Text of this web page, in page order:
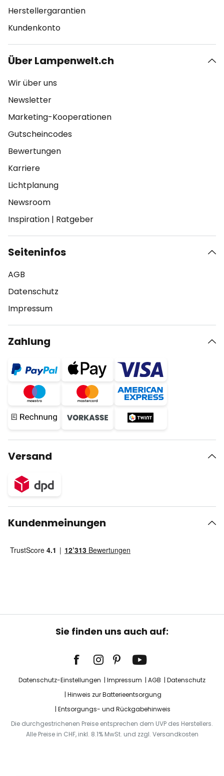
Herstellergarantien
Kundenkonto
Über Lampenwelt.ch
Wir über uns
Newsletter
Marketing-Kooperationen
Gutscheincodes
Bewertungen
Karriere
Lichtplanung
Newsroom
Inspiration | Ratgeber
Seiteninfos
AGB
Datenschutz
Impressum
Zahlung
Versand
Kundenmeinungen
Sie finden uns auch auf:
Datenschutz-Einstellungen Impressum AGB
Datenschutz
Hinweis zur Batterieentsorgung
Entsorgungs- und Rückgabehinweis
Die durchgestrichenen Preise entsprechen dem UVP des Herstellers.
Alle Preise in CHF, inkl. 8.1% MwSt. und zzgl. Versandkosten